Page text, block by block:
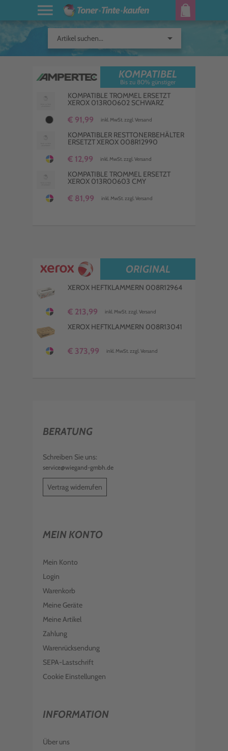
Artikel suchen... arrow_drop_down
KOMPATIBEL
Bis zu 80% günstiger
KOMPATIBLE TROMMEL ERSETZT
XEROX 013R00602 SCHWARZ
€ 91,99 inkl. MwSt. zzgl. Versand
KOMPATIBLER RESTTONERBEHÄLTER
ERSETZT XEROX 008R12990
€ 12,99 inkl. MwSt. zzgl. Versand
KOMPATIBLE TROMMEL ERSETZT
XEROX 013R00603 CMY
€ 81,99 inkl. MwSt. zzgl. Versand
ORIGINAL
XEROX HEFTKLAMMERN 008R12964
€ 213,99 inkl. MwSt. zzgl. Versand
XEROX HEFTKLAMMERN 008R13041
€ 373,99 inkl. MwSt. zzgl. Versand
BERATUNG
Schreiben Sie uns:
service@wiegand-gmbh.de
Vertrag widerrufen
MEIN KONTO
Mein Konto
Login
Warenkorb
Meine Geräte
Meine Artikel
Zahlung
Warenrücksendung
SEPA-Lastschrift
Cookie Einstellungen
INFORMATION
Über uns